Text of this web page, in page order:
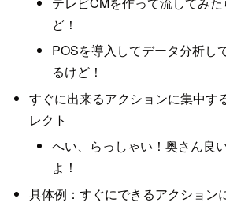
ど！
POSを導入してデータ分析し
るけど！
すぐに出来るアクションに集中す
レクト
へい、らっしゃい！奥さん良
よ！
具体例：すぐにできるアクション